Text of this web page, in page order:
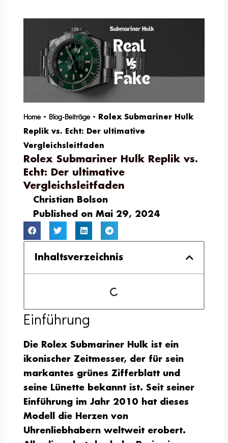
Home - Blog-Beiträge - Rolex Submariner Hulk
Replik vs. Echt: Der ultimative
Vergleichsleitfaden
Rolex Submariner Hulk Replik vs.
Echt: Der ultimative
Vergleichsleitfaden
Christian Bolson
Published on Mai 29, 2024
Inhaltsverzeichnis
Einführung
Die Rolex Submariner Hulk ist ein
ikonischer Zeitmesser, der für sein
markantes grünes Zifferblatt und
seine Lünette bekannt ist. Seit seiner
Einführung im Jahr 2010 hat dieses
Modell die Herzen von
Uhrenliebhabern weltweit erobert.